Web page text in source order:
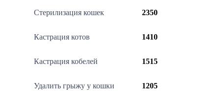
Стерилизация кошек 2350
Кастрация котов 1410
Кастрация кобелей 1515
Удалить грыжу у кошки 1205